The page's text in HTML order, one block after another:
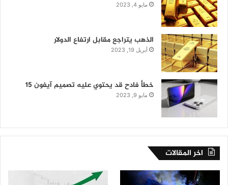
مايو 4, 2023
الذهب يتراجع مقابل ارتفاع الدولار
أبريل 19, 2023
خطأ فادح قد يحتوي عليه تصميم آيفون 15
مايو 9, 2023
اخر المقالات